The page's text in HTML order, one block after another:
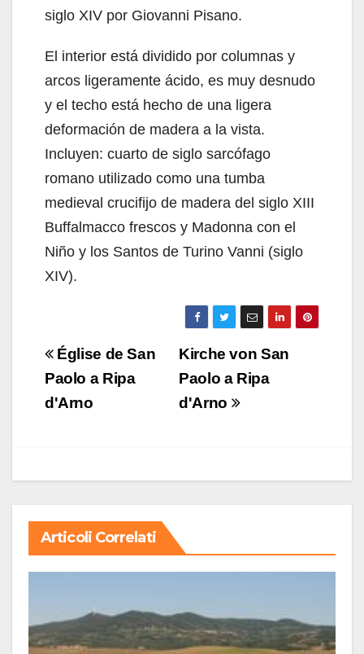
siglo XIV por Giovanni Pisano.
El interior está dividido por columnas y
arcos ligeramente ácido, es muy desnudo
y el techo está hecho de una ligera
deformación de madera a la vista.
Incluyen: cuarto de siglo sarcófago
romano utilizado como una tumba
medieval crucifijo de madera del siglo XIII
Buffalmacco frescos y Madonna con el
Niño y los Santos de Turino Vanni (siglo
XIV).
Navigazione
articoli
Kirche von San
Paolo a Ripa
d'Arno
Église de San
Paolo a Ripa
d'Arno
Articoli Correlati